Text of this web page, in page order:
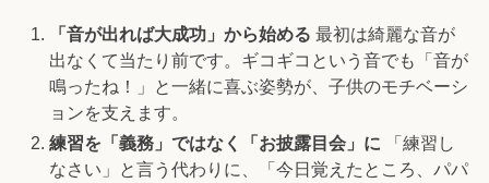
「音が出れば大成功」から始める 最初は綺麗な音が
出なくて当たり前です。ギコギコという音でも「音が
鳴ったね！」と一緒に喜ぶ姿勢が、子供のモチベーシ
ョンを支えます。
練習を「義務」ではなく「お披露目会」に 「練習し
なさい」と言う代わりに、「今日覚えたところ、パパ